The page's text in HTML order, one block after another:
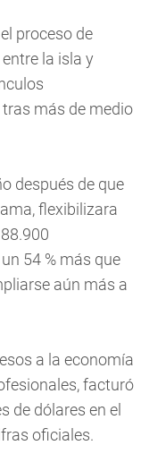
proceso de
la isla y
más de medio
después de que
flexibilizara
54 % más que
aún más a
a la economía
facturó
de dólares en el
oficiales.